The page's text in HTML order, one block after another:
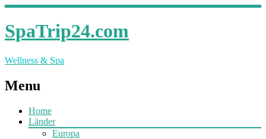
SpaTrip24.com
Wellness & Spa
Menu
Home
Länder
Europa